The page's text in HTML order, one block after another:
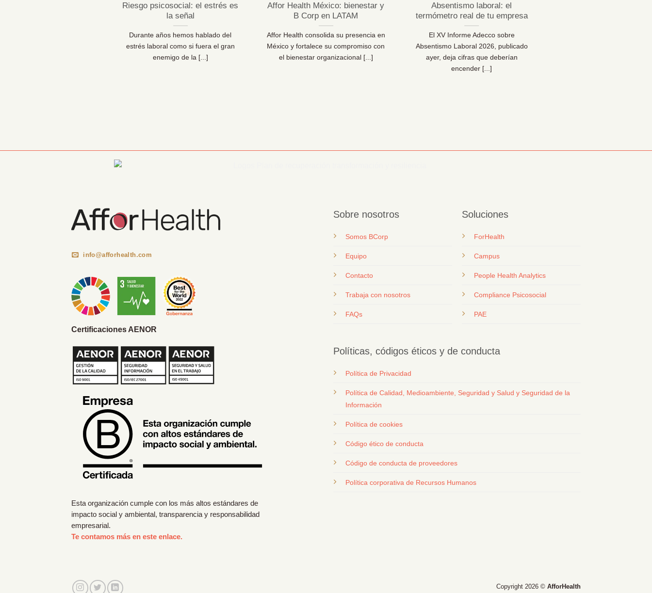
Riesgo psicosocial: el estrés es
la señal
Durante años hemos hablado del
estrés laboral como si fuera el gran
enemigo de la [...]
Affor Health México: bienestar y
B Corp en LATAM
Affor Health consolida su presencia en
México y fortalece su compromiso con
el bienestar organizacional [...]
Absentismo laboral: el
termómetro real de tu empresa
El XV Informe Adecco sobre
Absentismo Laboral 2026, publicado
ayer, deja cifras que deberían
encender [...]
info@afforhealth.com
Certificaciones AENOR
Esta organización cumple con los más altos estándares de
impacto social y ambiental, transparencia y responsabilidad
empresarial.
Te contamos más en este enlace.
Sobre nosotros
Somos BCorp
Equipo
Contacto
Trabaja con nosotros
FAQs
Soluciones
ForHealth
Campus
People Health Analytics
Compliance Psicosocial
PAE
Políticas, códigos éticos y de conducta
Política de Privacidad
Política de Calidad, Medioambiente, Seguridad y Salud y Seguridad de la
Información
Política de cookies
Código ético de conducta
Código de conducta de proveedores
Política corporativa de Recursos Humanos
Copyright 2026 © AfforHealth